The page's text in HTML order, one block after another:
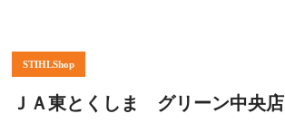
STIHLShop
ＪＡ東とくしま グリーン中央店